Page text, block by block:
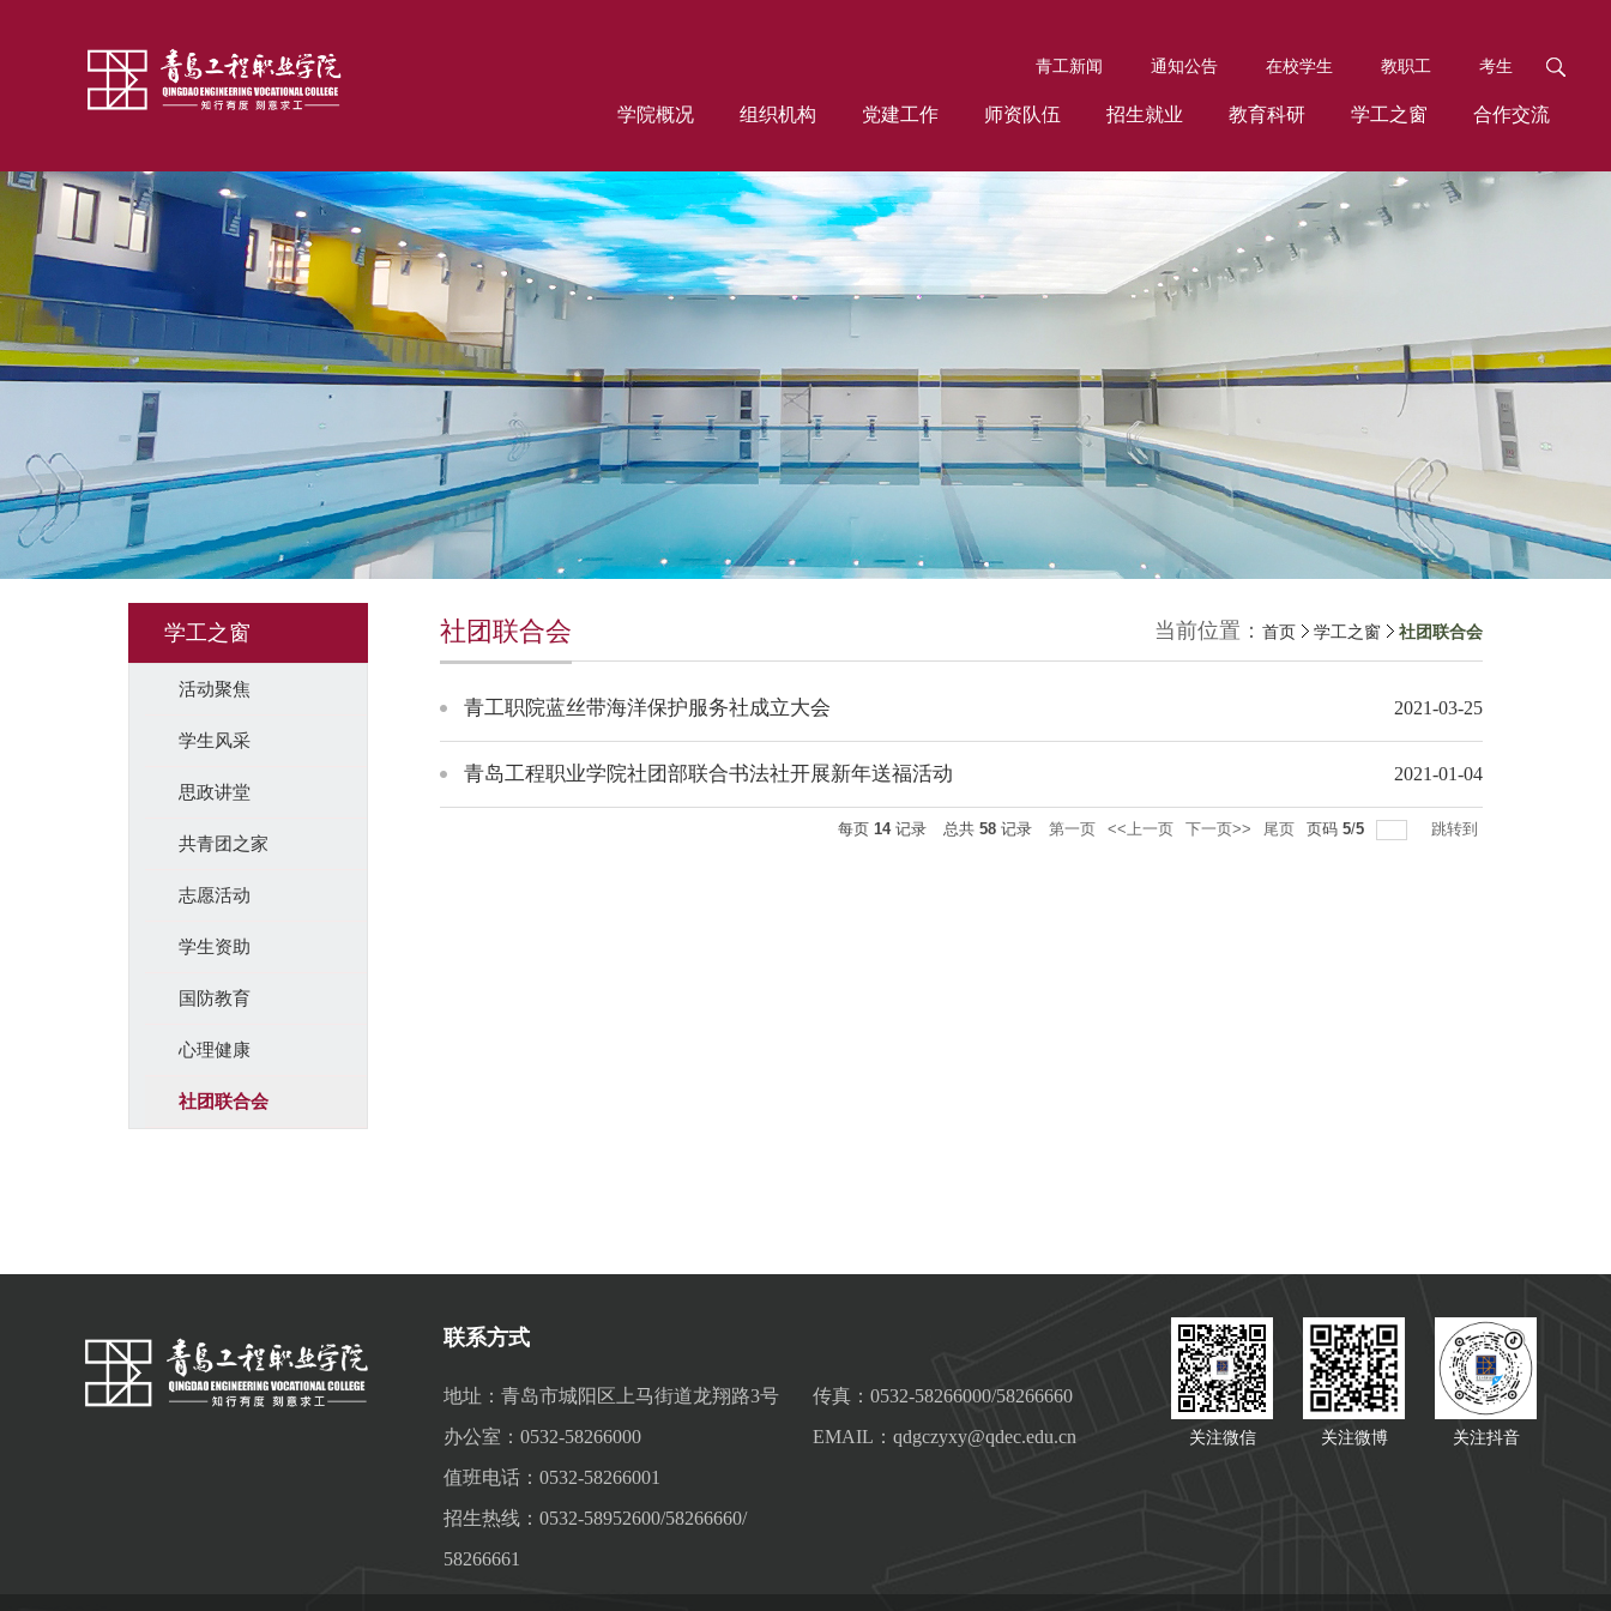
青工新闻 通知公告 在校学生 教职工 考生
学院概况 组织机构 党建工作 师资队伍 招生就业 教育科研 学工之窗 合作交流
学工之窗
活动聚焦
学生风采
思政讲堂
共青团之家
志愿活动
学生资助
国防教育
心理健康
社团联合会
当前位置： 首页 学工之窗 社团联合会
社团联合会
青工职院蓝丝带海洋保护服务社成立大会 2021-03-25
青岛工程职业学院社团部联合书法社开展新年送福活动 2021-01-04
每页 14记录 总共 58 记录 第一页 <<上一页 下一页>> 尾页 页码 5/5 跳转到
联系方式
地址：青岛市城阳区上马街道龙翔路3号
办公室：0532-58266000
值班电话：0532-58266001
招生热线：0532-58952600/58266660/
58266661
传真：0532-58266000/58266660
EMAIL：qdgczyxy@qdec.edu.cn
关注微信 关注微博 关注抖音